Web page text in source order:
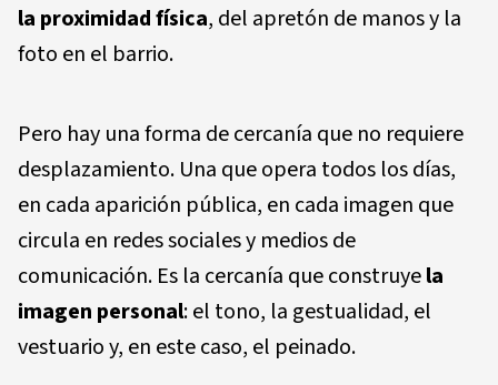
la proximidad física, del apretón de manos y la
foto en el barrio.
Pero hay una forma de cercanía que no requiere
desplazamiento. Una que opera todos los días,
en cada aparición pública, en cada imagen que
circula en redes sociales y medios de
comunicación. Es la cercanía que construyela
imagen personal: el tono, la gestualidad, el
vestuario y, en este caso, el peinado.